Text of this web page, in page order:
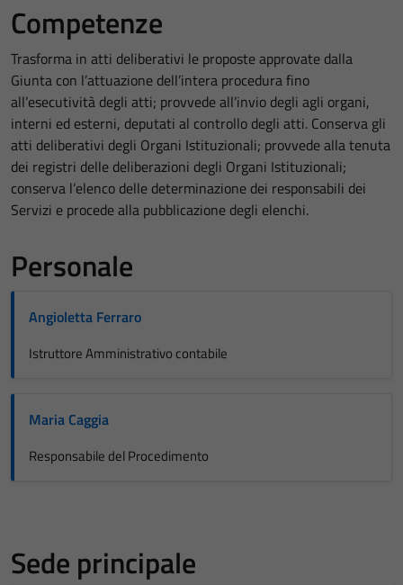
Competenze
Trasforma in atti deliberativi le proposte approvate dalla
Giunta con l’attuazione dell’intera procedura fino
all’esecutività degli atti; provvede all’invio degli agli organi,
interni ed esterni, deputati al controllo degli atti. Conserva gli
atti deliberativi degli Organi Istituzionali; provvede alla tenuta
dei registri delle deliberazioni degli Organi Istituzionali;
conserva l’elenco delle determinazione dei responsabili dei
Servizi e procede alla pubblicazione degli elenchi.
Personale
Angioletta Ferraro
Istruttore Amministrativo contabile
Maria Caggia
Responsabile del Procedimento
Sede principale